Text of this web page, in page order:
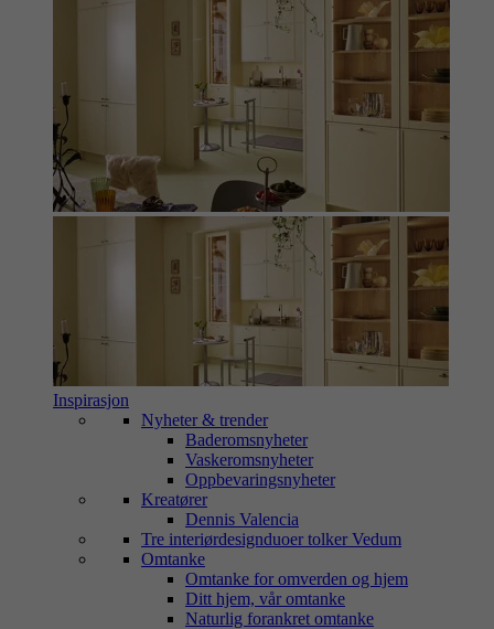
Inspirasjon
Nyheter & trender
Baderomsnyheter
Vaskeromsnyheter
Oppbevaringsnyheter
Kreatører
Dennis Valencia
Tre interiørdesignduoer tolker Vedum
Omtanke
Omtanke for omverden og hjem
Ditt hjem, vår omtanke
Naturlig forankret omtanke